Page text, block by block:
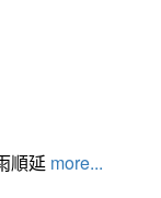
順延 more...